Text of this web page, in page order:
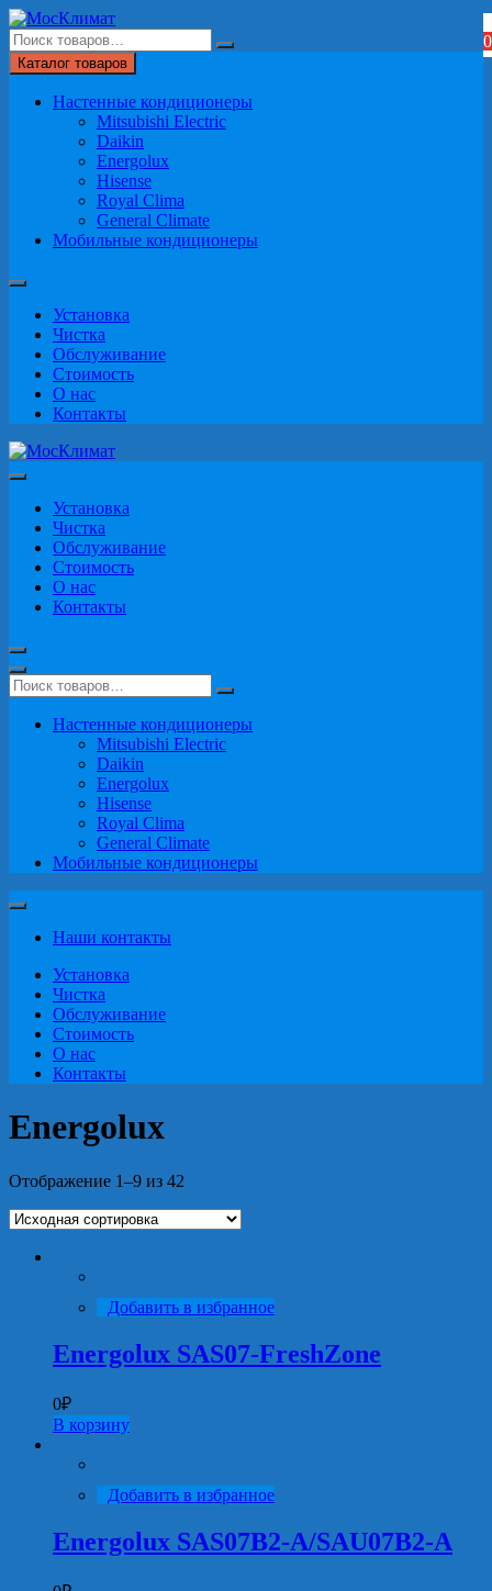
Перейти
к
содержимому
Каталог товаров
Настенные кондиционеры
Mitsubishi Electric
Daikin
Energolux
Hisense
Royal Clima
General Climate
Мобильные кондиционеры
Установка
Чистка
Обслуживание
Стоимость
О нас
Контакты
Установка
Чистка
Обслуживание
Стоимость
О нас
Контакты
Настенные кондиционеры
Mitsubishi Electric
Daikin
Energolux
Hisense
Royal Clima
General Climate
Мобильные кондиционеры
Наши контакты
Установка
Чистка
Обслуживание
Стоимость
О нас
Контакты
Energolux
Отображение 1–9 из 42
Добавить в избранное
Energolux SAS07-FreshZone
0₽
В корзину
Добавить в избранное
Energolux SAS07B2-A/SAU07B2-A
0